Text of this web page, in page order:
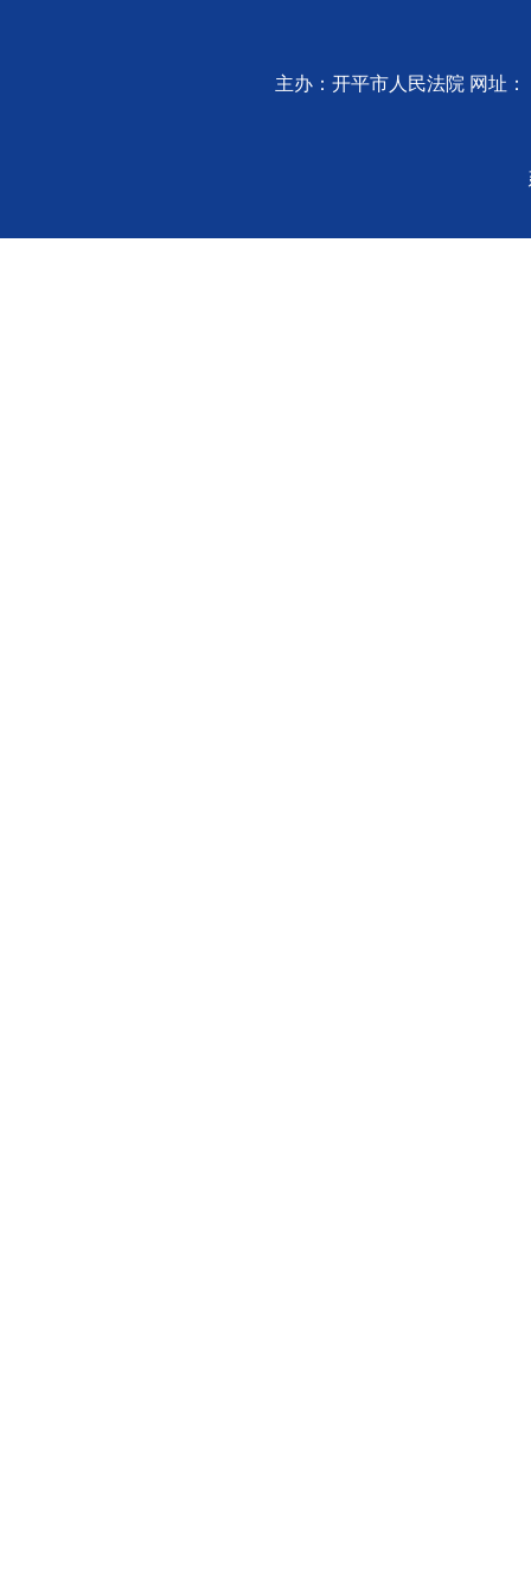
主办：开平市人民法院 网址：